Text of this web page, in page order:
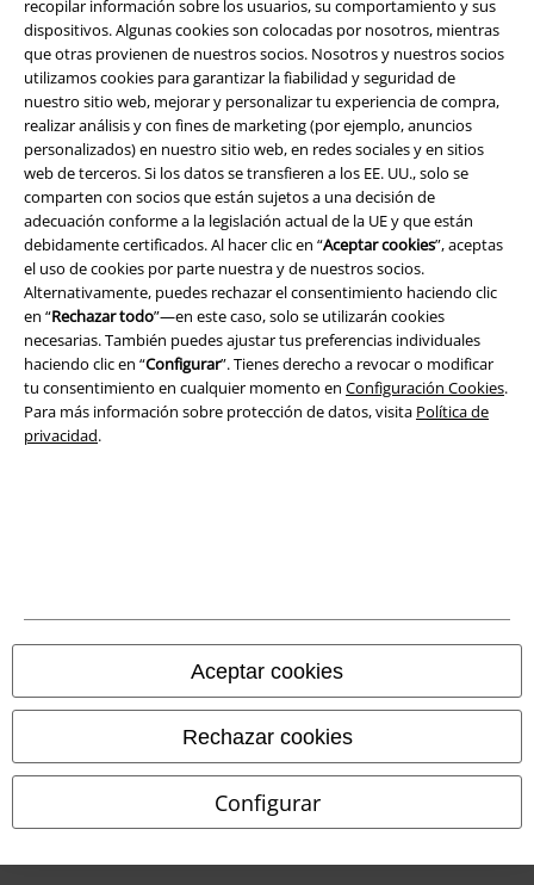
recopilar información sobre los usuarios, su comportamiento y sus
dispositivos. Algunas cookies son colocadas por nosotros, mientras
que otras provienen de nuestros socios. Nosotros y nuestros socios
utilizamos cookies para garantizar la fiabilidad y seguridad de
nuestro sitio web, mejorar y personalizar tu experiencia de compra,
realizar análisis y con fines de marketing (por ejemplo, anuncios
personalizados) en nuestro sitio web, en redes sociales y en sitios
web de terceros. Si los datos se transfieren a los EE. UU., solo se
comparten con socios que están sujetos a una decisión de
adecuación conforme a la legislación actual de la UE y que están
debidamente certificados. Al hacer clic en “Aceptar cookies”, aceptas
el uso de cookies por parte nuestra y de nuestros socios.
Alternativamente, puedes rechazar el consentimiento haciendo clic
en “Rechazar todo”—en este caso, solo se utilizarán cookies
necesarias. También puedes ajustar tus preferencias individuales
haciendo clic en “Configurar”. Tienes derecho a revocar o modificar
tu consentimiento en cualquier momento en Configuración Cookies.
Para más información sobre protección de datos, visita Política de
privacidad.
Aceptar cookies
Rechazar cookies
Configurar
Legal
Términos y Condiciones
Aviso Legal
Ley protección de datos
Eliminación de residuos y protección del medioambiente
Declaración de Conformidad
© 1986-2026 E.M.P. Merchandising HGmbH
Tiendas EMP online